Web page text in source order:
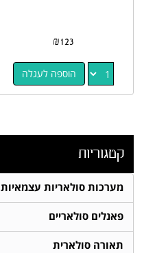
₪123
הוספה לעגלה
קטגוריות
מערכות סולאריות עצמאיות
פאנלים סולאריים
תאורה סולארית